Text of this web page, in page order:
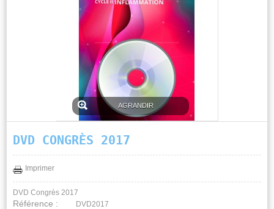
AGRANDIR
DVD CONGRÈS 2017
Imprimer
DVD Congrès 2017
Référence : DVD2017